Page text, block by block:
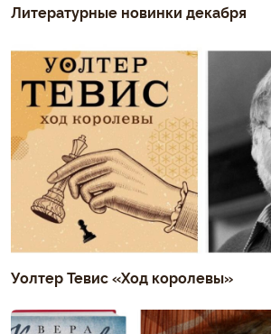
Литературные новинки декабря
Уолтер Тевис «Ход королевы»